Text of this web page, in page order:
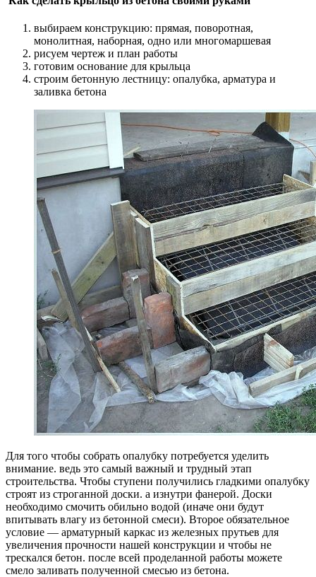
выбираем конструкцию: прямая, поворотная,
монолитная, наборная, одно или многомаршевая
рисуем чертеж и план работы
готовим основание для крыльца
строим бетонную лестницу: опалубка, арматура и
заливка бетона
Для того чтобы собрать опалубку потребуется уделить
внимание. ведь это самый важный и трудный этап
строительства. Чтобы ступени получились гладкими опалубку
строят из строганной доски. а изнутри фанерой. Доски
необходимо смочить обильно водой (иначе они будут
впитывать влагу из бетонной смеси). Второе обязательное
условие — арматурный каркас из железных прутьев для
увеличения прочности нашей конструкции и чтобы не
трескался бетон. после всей проделанной работы можете
смело заливать полученной смесью из бетона.